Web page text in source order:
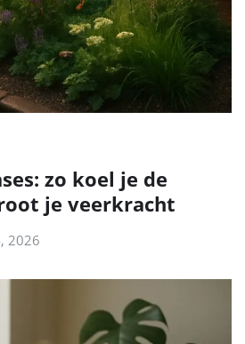
zo koel je de
je veerkracht
2026